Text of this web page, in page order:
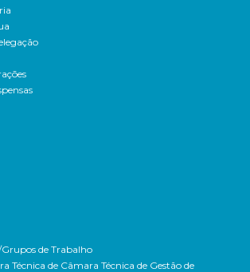
de Trabalho
Técnica de Câmara Técnica de Gestão de